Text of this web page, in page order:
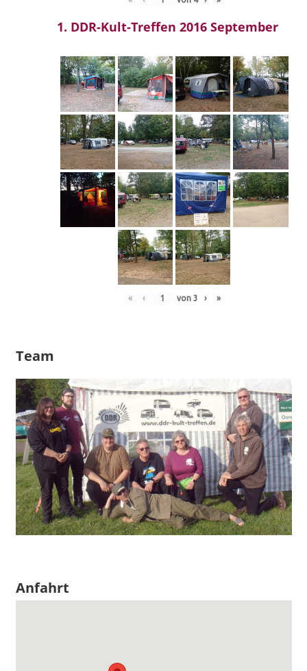
1. DDR-Kult-Treffen 2016 September
« ‹ von 3 › »
Team
Anfahrt